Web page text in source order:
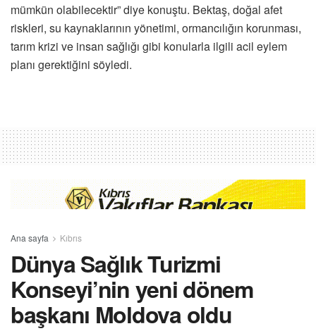
mümkün olabilecektir” diye konuştu. Bektaş, doğal afet
riskleri, su kaynaklarının yönetimi, ormancılığın korunması,
tarım krizi ve insan sağlığı gibi konularla ilgili acil eylem
planı gerektiğini söyledi.
Ana sayfa Kıbrıs
Dünya Sağlık Turizmi
Konseyi’nin yeni dönem
başkanı Moldova oldu